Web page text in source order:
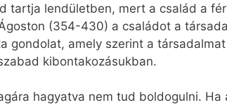
tartja lendületben, mert a család a
(354-430) a családot a
gondolat, amely szerint a
kibontakozásukban.
hagyatva nem tud boldogulni.